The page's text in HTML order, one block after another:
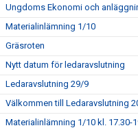
Ungdoms Ekonomi och
Materialinlämning 1/10
Gräsroten
Nytt datum för ledaravslutning
Ledaravslutning 29/9
Välkommen till Ledaravslutning
Materialinlämning 1/10 kl. 17.30-